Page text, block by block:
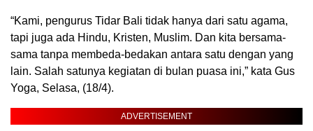
“Kami, pengurus Tidar Bali tidak hanya dari satu agama,
tapi juga ada Hindu, Kristen, Muslim. Dan kita bersama-
sama tanpa membeda-bedakan antara satu dengan yang
lain. Salah satunya kegiatan di bulan puasa ini,” kata Gus
Yoga, Selasa, (18/4).
ADVERTISEMENT